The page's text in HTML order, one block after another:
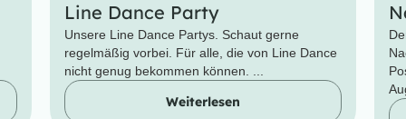
Line Dance Party
Unsere Line Dance Partys. Schaut gerne
regelmäßig vorbei. Für alle, die von Line Dance
nicht genug bekommen können. ...
Weiterlesen